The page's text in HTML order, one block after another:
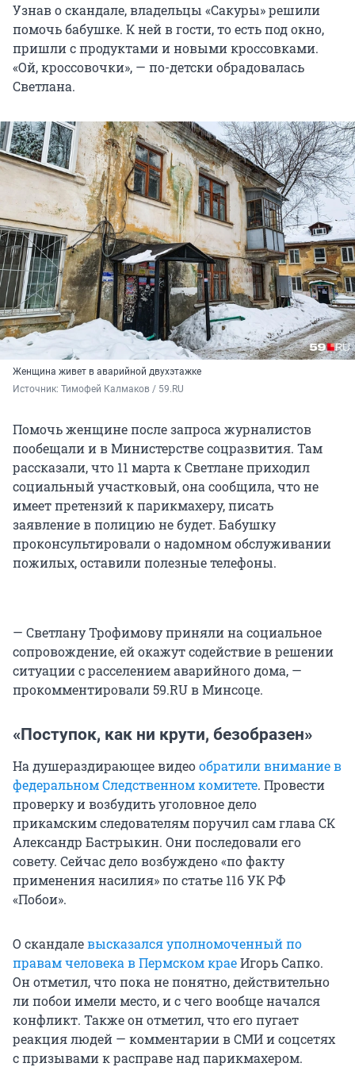
Узнав о cкандале, владельцы «Сакуры» решили
помочь бабушке. К ней в гости, то есть под окно,
пришли с продуктами и новыми кроссовками.
«Ой, кроссовочки», — по-детски обрадовалась
Светлана.
Женщина живет в аварийной двухэтажке
Источник: Тимофей Калмаков / 59.RU
Помочь женщине после запроса журналистов
пообещали и в Министерстве соцразвития. Там
рассказали, что 11 марта к Светлане приходил
социальный участковый, она сообщила, что не
имеет претензий к парикмахеру, писать
заявление в полицию не будет. Бабушку
проконсультировали о надомном обслуживании
пожилых, оставили полезные телефоны.
— Светлану Трофимову приняли на социальное
сопровождение, ей окажут содействие в решении
ситуации с расселением аварийного дома, —
прокомментировали 59.RU в Минсоце.
«Поступок, как ни крути, безобразен»
На душераздирающее видеообратили внимание в
федеральном Следственном комитете. Провести
проверку и возбудить уголовное дело
прикамским следователям поручил сам глава СК
Александр Бастрыкин. Они последовали его
совету. Сейчас дело возбуждено «по факту
применения насилия» по статье 116 УК РФ
«Побои».
О скандалевысказался уполномоченный по
правам человека в Пермском краеИгорь Сапко.
Он отметил, что пока не понятно, действительно
ли побои имели место, и с чего вообще начался
конфликт. Также он отметил, что его пугает
реакция людей — комментарии в СМИ и соцсетях
с призывами к расправе над парикмахером.